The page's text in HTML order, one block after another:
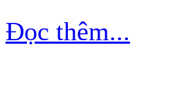
Đọc thêm...